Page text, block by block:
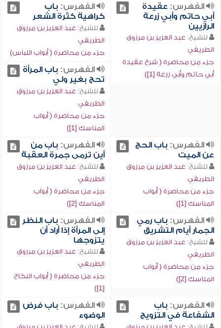
الفهرس: عقيدة
أبي حاتم وأبي زرعة
الرازيين
للشيخ: عبد العزيز بن مرزوق
الطريفي
جزء من محاضرة ( شرح عقيدة
أبي حاتم وأبي زرعة [1])
الفهرس: باب
كراهية كثرة الشعر
للشيخ: عبد العزيز بن مرزوق
الطريفي
جزء من محاضرة ( أبواب اللباس)
الفهرس: باب المرأة
تحج بغير ولي
للشيخ: عبد العزيز بن مرزوق
الطريفي
جزء من محاضرة ( أبواب
المناسك [1])
الفهرس: باب الحج
عن الميت
للشيخ: عبد العزيز بن مرزوق
الطريفي
جزء من محاضرة ( أبواب
المناسك [1])
الفهرس: باب من
أين ترمى جمرة العقبة
للشيخ: عبد العزيز بن مرزوق
الطريفي
جزء من محاضرة ( أبواب
المناسك [2])
الفهرس: باب رمي
الجمار أيام التشريق
للشيخ: عبد العزيز بن مرزوق
الطريفي
جزء من محاضرة ( أبواب
المناسك [2])
الفهرس: باب النظر
إلى المرأة إذا أراد أن
يتزوجها
للشيخ: عبد العزيز بن مرزوق
الطريفي
جزء من محاضرة ( أبواب النكاح
[1])
الفهرس: باب
الشفاعة في التزويج
الفهرس: باب فرض
الوضوء